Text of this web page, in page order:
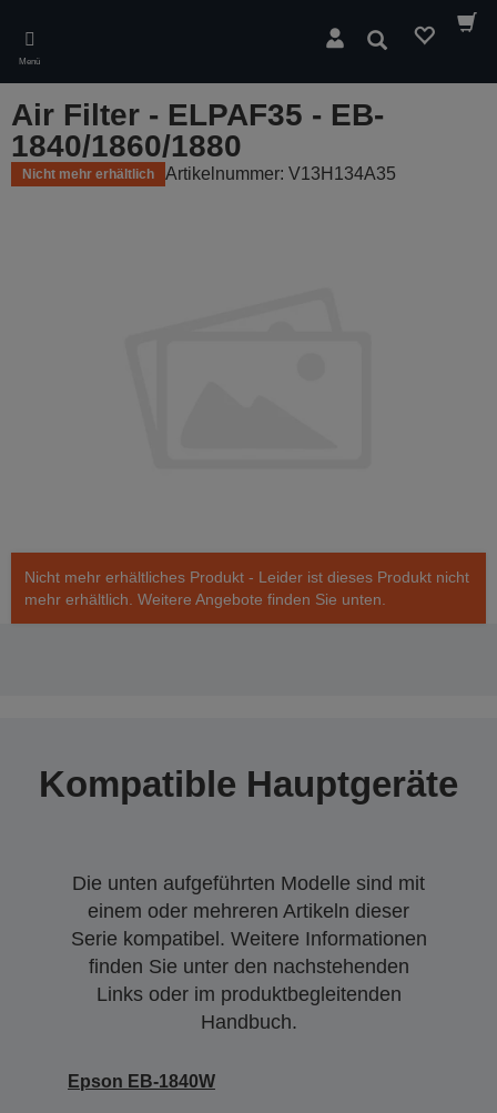
main
content
Menü
Suchen
Air Filter - ELPAF35 - EB-
1840/1860/1880
Nicht mehr erhältlich Artikelnummer: V13H134A35
Nicht mehr erhältliches Produkt - Leider ist dieses Produkt nicht
mehr erhältlich. Weitere Angebote finden Sie unten.
Kompatible Hauptgeräte
Die unten aufgeführten Modelle sind mit
einem oder mehreren Artikeln dieser
Serie kompatibel. Weitere Informationen
finden Sie unter den nachstehenden
Links oder im produktbegleitenden
Handbuch.
Epson EB-1840W